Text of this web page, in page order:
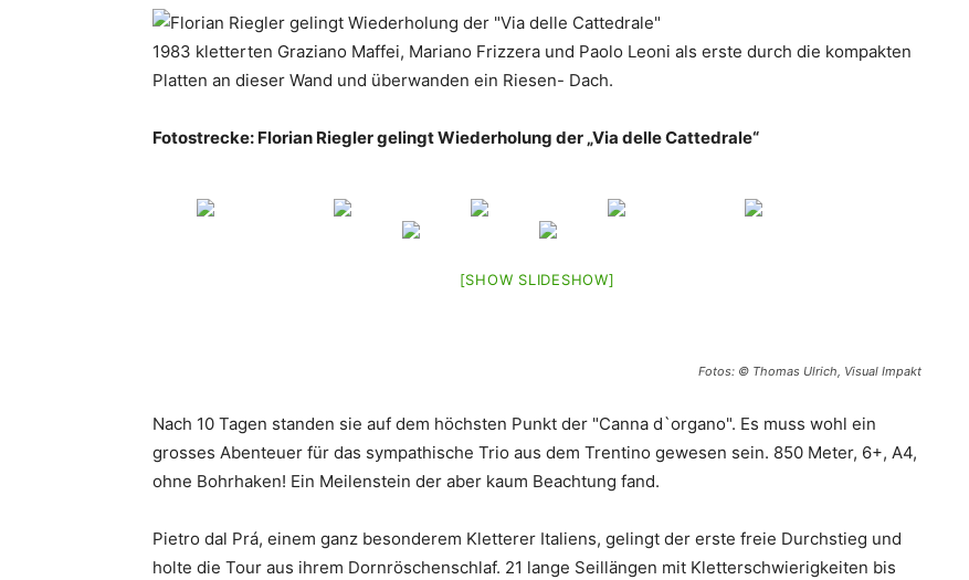
1983 kletterten Graziano Maffei, Mariano Frizzera und Paolo Leoni als erste durch die kompakten
Platten an dieser Wand und überwanden ein Riesen- Dach.
Fotostrecke: Florian Riegler gelingt Wiederholung der „Via delle Cattedrale“
[SHOW SLIDESHOW]
Fotos: © Thomas Ulrich, Visual Impakt
Nach 10 Tagen standen sie auf dem höchsten Punkt der "Canna d`organo". Es muss wohl ein
grosses Abenteuer für das sympathische Trio aus dem Trentino gewesen sein. 850 Meter, 6+, A4,
ohne Bohrhaken! Ein Meilenstein der aber kaum Beachtung fand.
Pietro dal Prá, einem ganz besonderem Kletterer Italiens, gelingt der erste freie Durchstieg und
holte die Tour aus ihrem Dornröschenschlaf. 21 lange Seillängen mit Kletterschwierigkeiten bis